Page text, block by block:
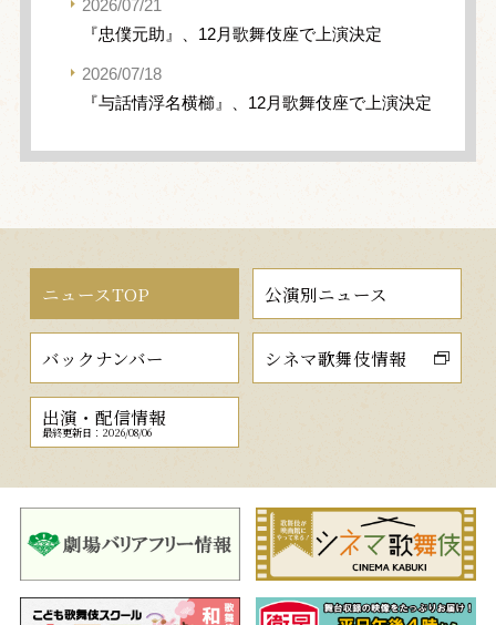
2026/07/21
『忠僕元助』、12月歌舞伎座で上演決定
2026/07/18
『与話情浮名横櫛』、12月歌舞伎座で上演決定
ニュースTOP 公演別ニュース
バックナンバー シネマ歌舞伎情報
出演・配信情報
最終更新日：2026/08/06